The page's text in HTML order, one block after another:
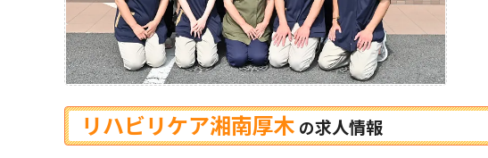
リハビリケア湘南厚木 の求人情報